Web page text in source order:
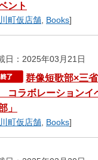
ント
町仮店舗, Books]
日：2025年03月21日
群像短歌部×三
コラボレーションイ
」
町仮店舗, Books]